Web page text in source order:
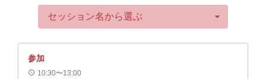
セッション名から選ぶ arrow_drop_down
参加
schedule 10:30〜13:00